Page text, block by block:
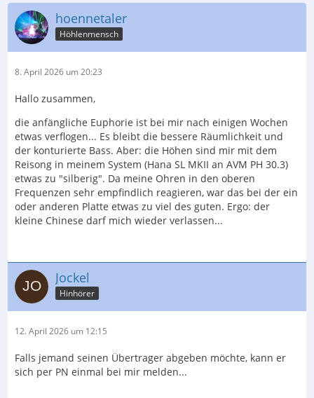
hoennetaler
Höhlenmensch
8. April 2026 um 20:23
Hallo zusammen,
die anfängliche Euphorie ist bei mir nach einigen Wochen
etwas verflogen... Es bleibt die bessere Räumlichkeit und
der konturierte Bass. Aber: die Höhen sind mir mit dem
Reisong in meinem System (Hana SL MKII an AVM PH 30.3)
etwas zu "silberig". Da meine Ohren in den oberen
Frequenzen sehr empfindlich reagieren, war das bei der ein
oder anderen Platte etwas zu viel des guten. Ergo: der
kleine Chinese darf mich wieder verlassen...
Jockel
Hinhörer
12. April 2026 um 12:15
Falls jemand seinen Übertrager abgeben möchte, kann er
sich per PN einmal bei mir melden...